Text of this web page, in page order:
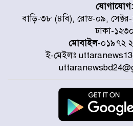
দিতেন
বাঁশখালীকে
পদক্ষেপ
বিদ্যুৎ-
চেষ্টা করছে
যোগাযোগ:
বাড়ি-৩৮ (৪বি), রোড-০৯,
ঢাকা-১২৩০
মোবাইল-০১৯৭২
ই-মেইলঃ